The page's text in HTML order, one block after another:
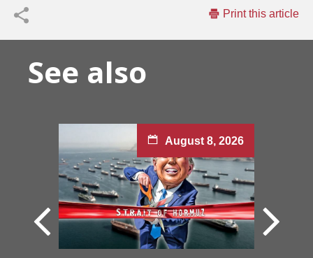
Print this article
See also
August 8, 2026